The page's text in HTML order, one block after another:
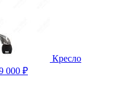
Кресло
000 ₽